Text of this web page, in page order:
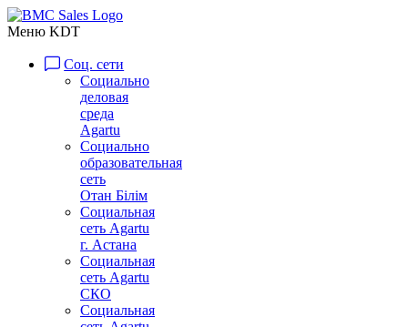
Меню KDT
Соц. сети
Социально
деловая
среда
Agartu
Социально
образовательная
сеть
Отан Бiлiм
Социальная
сеть Agartu
г. Астана
Социальная
сеть Agartu
СКО
Социальная